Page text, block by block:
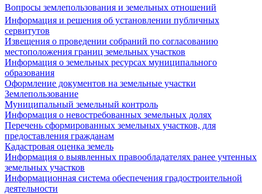
Вопросы землепользования и земельных отношений
Информация и решения об установлении публичных
сервитутов
Извещения о проведении собраний по согласованию
местоположения границ земельных участков
Информация о земельных ресурсах муниципального
образования
Оформление документов на земельные участки
Землепользование
Муниципальный земельный контроль
Информация о невостребованных земельных долях
Перечень сформированных земельных участков, для
предоставления гражданам
Кадастровая оценка земель
Информация о выявленных правообладателях ранее учтенных
земельных участков
Информационная система обеспечения градостроительной
деятельности